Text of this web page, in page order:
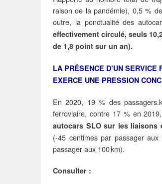
raison de la pandémie), 0,5 %
outre, la ponctualité des
effectivement circulé, seuls
de 1,8 point sur un an).
LA PRÉSENCE D’UN SERVICE
EXERCE UNE PRESSION
En 2020, 19 % des
ferroviaire, contre 17 % en
autocars SLO sur les liaisons
(‑45 centimes par passager
passager aux 100 km).
Consulter :